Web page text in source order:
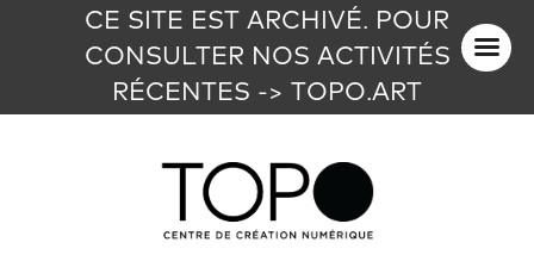
CE SITE EST ARCHIVÉ. POUR
CONSULTER NOS ACTIVITÉS
RÉCENTES -> TOPO.ART